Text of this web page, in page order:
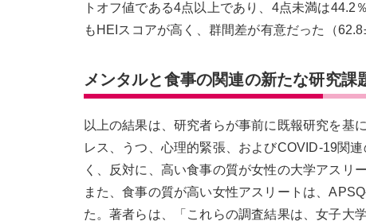
トオフ値である4点以上であり、4点未満は
もHEIスコアが高く、群間差が有意だった（
メンタルと食事の関連の新たな研究課
以上の結果は、研究者らが事前に既報研究を基
レス、うつ、心理的緊張、およびCOVID-19関
く、反対に、高い食事の質が女性の大学アスリ
また、食事の質が高い女性アスリートは、
た。著者らは、「これらの調査結果は、女子大